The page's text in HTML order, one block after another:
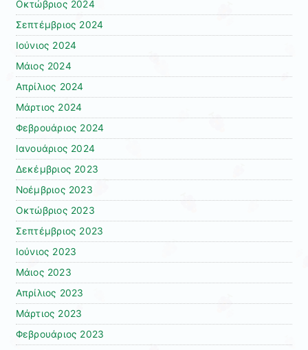
Οκτώβριος 2024
Σεπτέμβριος 2024
Ιούνιος 2024
Μάιος 2024
Απρίλιος 2024
Μάρτιος 2024
Φεβρουάριος 2024
Ιανουάριος 2024
Δεκέμβριος 2023
Νοέμβριος 2023
Οκτώβριος 2023
Σεπτέμβριος 2023
Ιούνιος 2023
Μάιος 2023
Απρίλιος 2023
Μάρτιος 2023
Φεβρουάριος 2023